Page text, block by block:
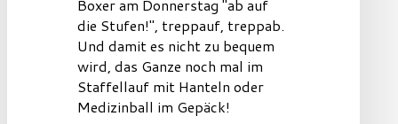
Boxer am Donnerstag "ab auf
die Stufen!", treppauf, treppab.
Und damit es nicht zu bequem
wird, das Ganze noch mal im
Staffellauf mit Hanteln oder
Medizinball im Gepäck!